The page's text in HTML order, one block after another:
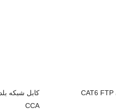
کابل شبکه بلدن CAT6 FTP
CCA